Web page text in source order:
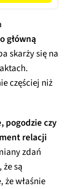
główną
skarży się na
częściej niż
pogodzie czy
relacji
zdań
są
że właśnie